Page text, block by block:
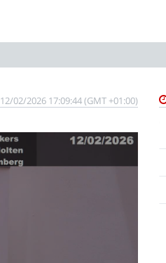
12/02/2026 17:09:44 (GMT +01:00)